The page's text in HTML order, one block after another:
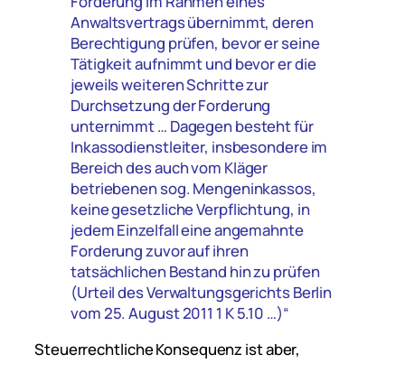
Anwaltsvertrags übernimmt, deren
Berechtigung prüfen, bevor er seine
Tätigkeit aufnimmt und bevor er die
jeweils weiteren Schritte zur
Durchsetzung der Forderung
unternimmt … Dagegen besteht für
Inkassodienstleiter, insbesondere im
Bereich des auch vom Kläger
betriebenen sog. Mengeninkassos,
keine gesetzliche Verpflichtung, in
jedem Einzelfall eine angemahnte
Forderung zuvor auf ihren
tatsächlichen Bestand hin zu prüfen
(Urteil des Verwaltungsgerichts Berlin
vom 25. August 2011 1 K 5.10 …)“
Steuerrechtliche Konsequenz ist aber,